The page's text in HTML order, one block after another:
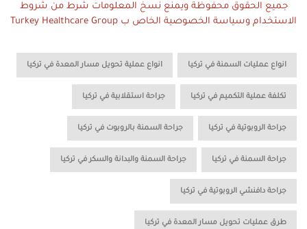
جميع الحقوق محفوظة ويمنع نسخ المعلومات شرط من شروط
الاستخدام وسياسة الخصوصية الخاص ب Turkey Healthcare Group
انواع عمليات السمنة في تركيا انواع عملية تحويل مسار المعدة في تركيا
تكلفة عملية التكميم في تركيا جراحة استقلابية في تركيا
جراحة الروبوتية في تركيا جراحة السمنة بالروبوت في تركيا
جراحة السمنة في تركيا جراحة السمنة والبدانة والسكر في تركيا
جراحة دافنشي الروبوتية في تركيا
طرق عمليات تحويل مسار المعدة في تركيا